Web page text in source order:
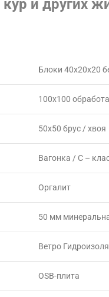
и других
Блоки 40х20х20
100х100
50х50 брус / хвоя
Вагонка / С –
Оргалит
50 мм
Ветро
OSB-плита